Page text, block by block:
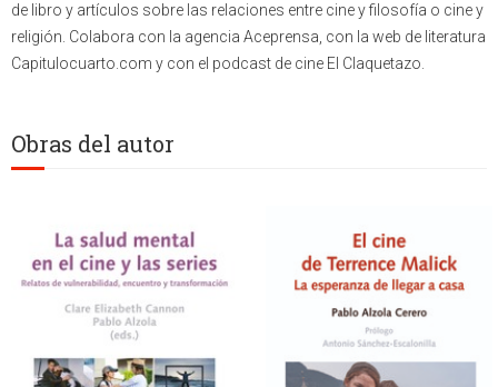
de libro y artículos sobre las relaciones entre cine y filosofía o cine y
religión. Colabora con la agencia Aceprensa, con la web de literatura
Capitulocuarto.com y con el podcast de cine El Claquetazo.
Obras del autor